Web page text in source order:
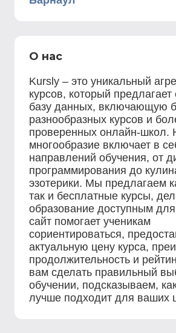
О нас
Kursly – это уникальный
курсов, который
базу данных, включающую
разнообразных курсов и
проверенных онлайн-школ.
многообразие включает в
направлений обучения, от
программирования до
эзотерики. Мы предлагаем
так и бесплатные курсы,
образование доступным
сайт помогает ученикам
сориентироваться,
актуальную цену курса,
продолжительность и
вам сделать правильный
обучении, подсказываем,
лучше подходит для ваших